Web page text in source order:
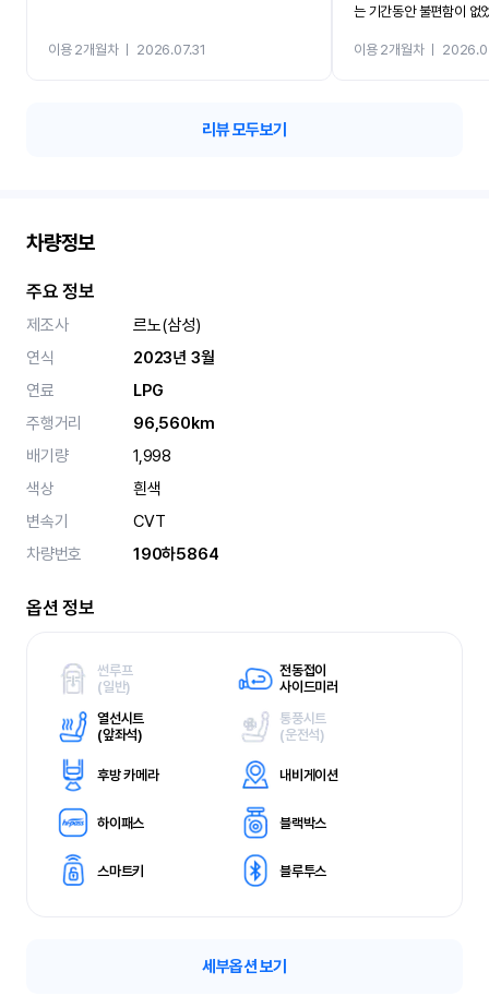
이용 2개월차ㅣ 2026.07.31
는 기간동안 불편함이 없
카 렌트 고민없이 강추합
이용 2개월차ㅣ
리뷰 모두보기
차량정보
주요 정보
제조사
르노(삼성)
연식
2023년 3월
연료
LPG
주행거리
96,560km
배기량
1,998
색상
흰색
변속기
CVT
차량번호
190하5864
옵션 정보
썬루프
(일반)
전동접이
사이드미러
열선시트
(앞좌석)
통풍시트
(운전석)
후방 카메라 내비게이션
하이패스 블랙박스
스마트키 블루투스
세부옵션 보기